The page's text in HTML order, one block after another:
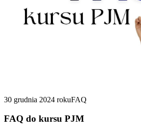
30 grudnia 2024 rokuFAQ
FAQ do kursu PJM